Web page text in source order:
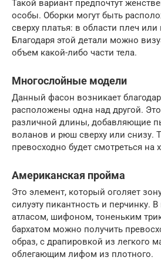
Такой вариант предпочтут
особы. Оборки могут быть
сверху платья: в области плеч
Благодаря этой детали можно
объем какой-либо части тела.
Многослойные модели
Данный фасон возникает
расположены одна над другой.
различной длины, добавляющие
воланов и рюш сверху или снизу.
превосходно будет смотреться на
Американская пройма
Это элемент, который оголяет
силуэту пикантность и перчинку.
атласом, шифоном, тоненьким
бархатом можно получить
образ, с драпировкой из легкого
облегающим лифом из плотного.